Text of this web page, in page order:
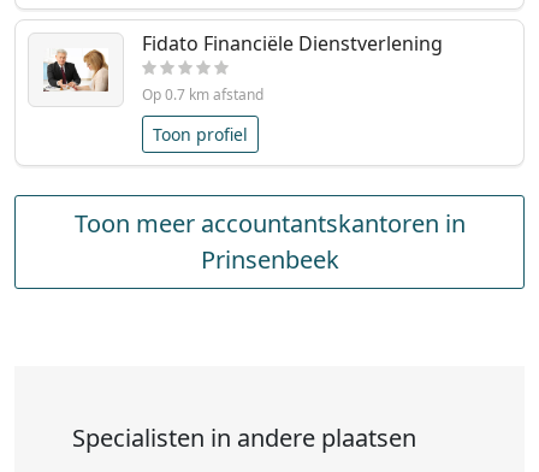
Fidato Financiële Dienstverlening
Op 0.7 km afstand
Toon profiel
Toon meer accountantskantoren in
Prinsenbeek
Specialisten in andere plaatsen